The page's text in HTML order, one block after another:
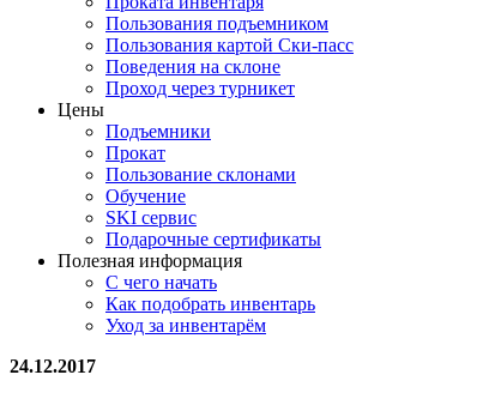
Пользования подъемником
Пользования картой Ски-пасс
Поведения на склоне
Проход через турникет
Цены
Подъемники
Прокат
Пользование склонами
Обучение
SKI сервис
Подарочные сертификаты
Полезная информация
С чего начать
Как подобрать инвентарь
Уход за инвентарём
24.12.2017